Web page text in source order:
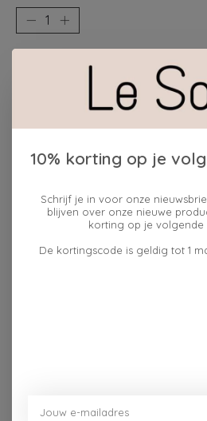
Toevoegen aan
Plaats
Toevoegen om te vergelijken
Reviews (0)
sterren op basis van0
10% korting op je
Schrijf je in voor onze
blijven over onze nieuwe
korting op je volgende
De kortingscode is geldig tot 1